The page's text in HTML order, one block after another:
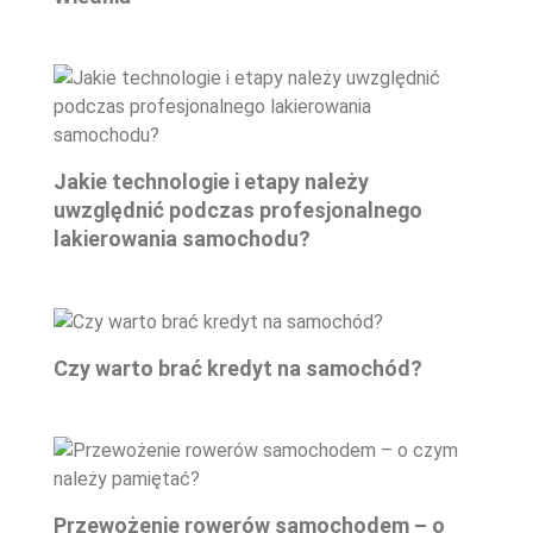
Jakie technologie i etapy należy
uwzględnić podczas profesjonalnego
lakierowania samochodu?
Czy warto brać kredyt na samochód?
Przewożenie rowerów samochodem – o